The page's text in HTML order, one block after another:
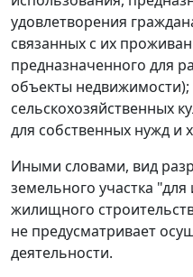
удовлетворения
связанных с их
предназначенного для
объекты
сельскохозяйственных
для собственных нужд и
Иными словами, вид
земельного участка
жилищного
не предусматривает
деятельности.